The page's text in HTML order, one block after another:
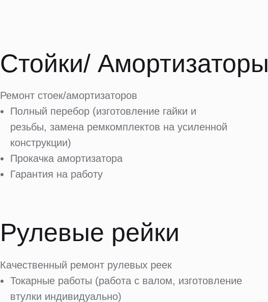
Ремонт стоек/амортизаторов
Полный перебор (изготовление гайки и
резьбы, замена ремкомплектов на усиленной
конструкции)
Прокачка амортизатора
Гарантия на работу
Стойки/ Амортизаторы
Качественный ремонт рулевых реек
Токарные работы (работа с валом, изготовление
втулки индивидуально)
Рулевые рейки